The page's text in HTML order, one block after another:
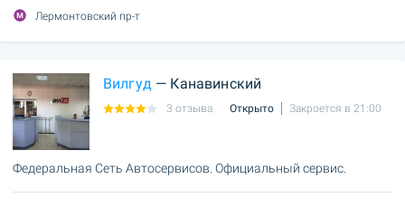
Лермонтовский пр-т
Вилгуд — Канавинский
3 отзыва Открыто Закроется в 21:00
Федеральная Сеть Автосервисов. Официальный сервис.